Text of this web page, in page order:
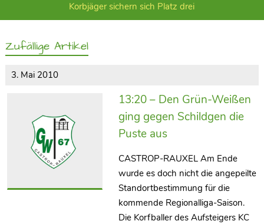
Korbjäger sichern sich Platz drei
Zufällige Artikel
3. Mai 2010
13:20 – Den Grün-Weißen
ging gegen Schildgen die
Puste aus
CASTROP-RAUXEL Am Ende
wurde es doch nicht die angepeilte
Standortbestimmung für die
kommende Regionalliga-Saison.
Die Korfballer des Aufsteigers KC